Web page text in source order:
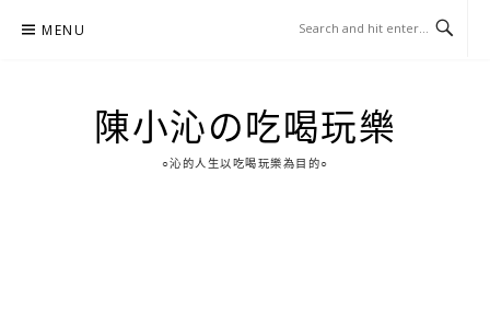
MENU
陳小沁の吃喝玩樂
○沁的人生以吃喝玩樂為目的○